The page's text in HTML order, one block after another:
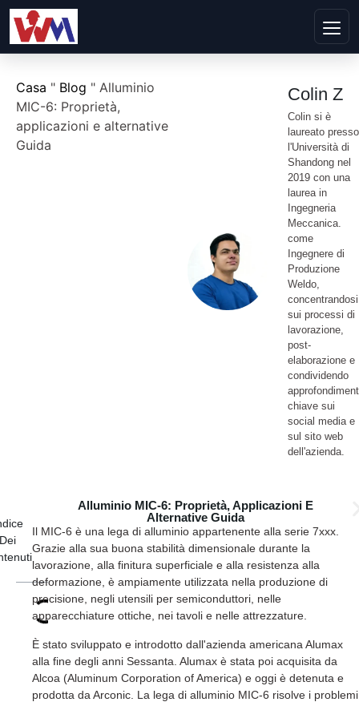
Casa " Blog " Alluminio
MIC-6: Proprietà,
applicazioni e alternative
Guida
Colin Z
Colin si è
laureato presso
l'Università di
Shandong nel
2019 con una
laurea in
Ingegneria
Meccanica.
come
Ingegnere di
Produzione
Weldo,
concentrandosi
sui processi di
lavorazione,
post-
elaborazione e
condividendo
chiave sui
social media e
sul sito web
dell'azienda.
Dei
Alluminio MIC-6: Proprietà, Applicazioni E
Alternative Guida
Il MIC-6 è una lega di alluminio appartenente alla serie 7xxx.
Grazie alla sua buona stabilità dimensionale durante la
lavorazione, alla finitura superficiale e alla resistenza alla
deformazione, è ampiamente utilizzata nella produzione di
precisione, negli utensili per semiconduttori, nelle
apparecchiature ottiche, nei tavoli e nelle attrezzature.
È stato sviluppato e introdotto dall'azienda americana Alumax
alla fine degli anni Sessanta. Alumax è stata poi acquisita da
Alcoa (Aluminum Corporation of America) e oggi è detenuta e
prodotta da Arconic. La lega di alluminio MIC-6 risolve i problemi